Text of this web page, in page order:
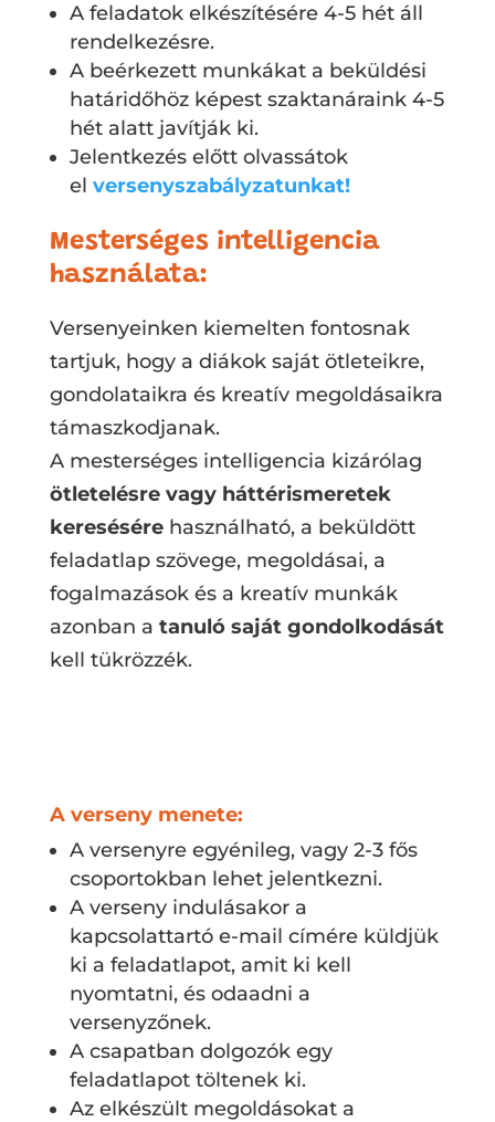
A feladatok elkészítésére 4-5 hét áll
rendelkezésre.
A beérkezett munkákat a beküldési
határidőhöz képest szaktanáraink 4-5
hét alatt javítják ki.
Jelentkezés előtt olvassátok
el versenyszabályzatunkat!
Mesterséges intelligencia
használata:
Versenyeinken kiemelten fontosnak
tartjuk, hogy a diákok saját ötleteikre,
gondolataikra és kreatív megoldásaikra
támaszkodjanak.
A mesterséges intelligencia kizárólag
ötletelésre vagy háttérismeretek
keresésérehasználható, a beküldött
feladatlap szövege, megoldásai, a
fogalmazások és a kreatív munkák
azonban a tanuló saját gondolkodását
kell tükrözzék.
A verseny menete:
A versenyre egyénileg, vagy 2-3 fős
csoportokban lehet jelentkezni.
A verseny indulásakor a
kapcsolattartó e-mail címére küldjük
ki a feladatlapot, amit ki kell
nyomtatni, és odaadni a
versenyzőnek.
A csapatban dolgozók egy
feladatlapot töltenek ki.
Az elkészült megoldásokat a